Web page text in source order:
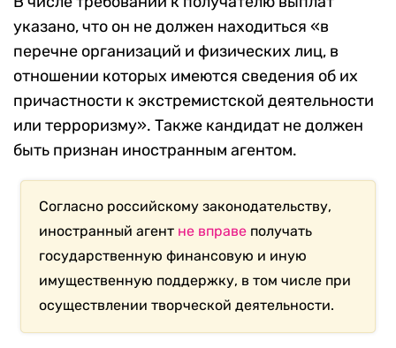
указано, что он не должен находиться «в
перечне организаций и физических лиц, в
отношении которых имеются сведения об их
причастности к экстремистской деятельности
или терроризму». Также кандидат не должен
быть признан иностранным агентом.
Согласно российскому законодательству,
иностранный агент не вправе получать
государственную финансовую и иную
имущественную поддержку, в том числе при
осуществлении творческой деятельности.